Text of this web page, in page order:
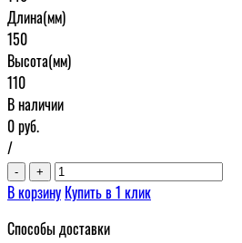
Длина(мм)
150
Высота(мм)
110
В наличии
0руб.
/
- +
В корзину Купить в 1 клик
Способы доставки